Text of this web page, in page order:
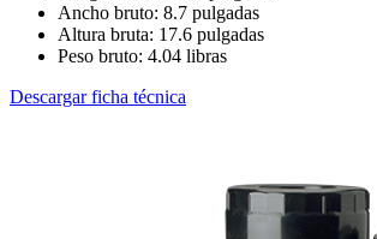
Ancho bruto: 8.7 pulgadas
Altura bruta: 17.6 pulgadas
Peso bruto: 4.04 libras
Descargar ficha técnica